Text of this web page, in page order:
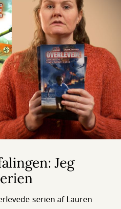
Jeg
serien af Lauren